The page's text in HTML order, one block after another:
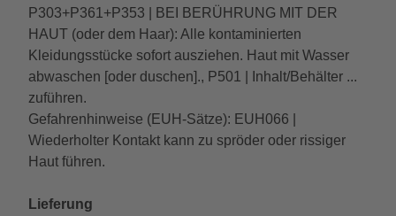
P303+P361+P353 | BEI BERÜHRUNG MIT DER
HAUT (oder dem Haar): Alle kontaminierten
Kleidungsstücke sofort ausziehen. Haut mit Wasser
abwaschen [oder duschen]., P501 | Inhalt/Behälter ...
zuführen.
Gefahrenhinweise (EUH-Sätze): EUH066 |
Wiederholter Kontakt kann zu spröder oder rissiger
Haut führen.
Lieferung